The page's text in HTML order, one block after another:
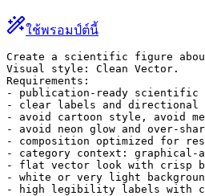
ใช้พรอมป์ต์นี้
Create a scientific figure
Visual style: Clean Vector.
Requirements:
- publication-ready scientific
- clear labels and directional
- avoid cartoon style, avoid
- avoid neon glow and over-
- composition optimized for
- category context: graphical-
- flat vector look with crisp
- white or very light
- high legibility labels with